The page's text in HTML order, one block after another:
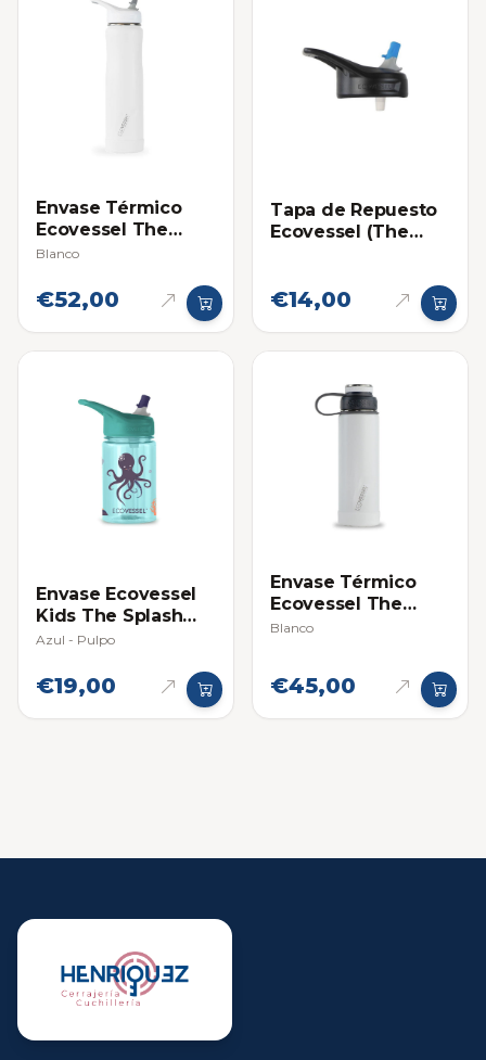
Envase Térmico
Ecovessel The
Summit 24oz
Blanco
€52,00
Tapa de Repuesto
Ecovessel (The
€14,00
Envase Ecovessel
Kids The Splash
12oz (354ml)
Azul - Pulpo
€19,00
Envase Térmico
Ecovessel The
Boulder 20oz
Blanco
€45,00